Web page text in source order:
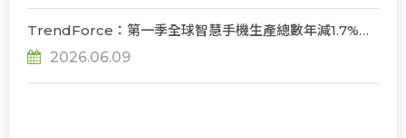
TrendForce：第一季全球智慧手機生產總數年減1.7%，
記憶體成本壓力將使第二季出現較明顯衰退
2026.06.09